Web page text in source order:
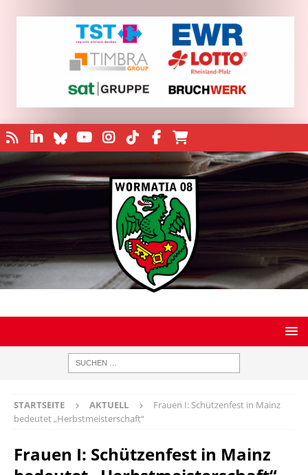
STARTSEITE AKTUELL
Frauen I: Schützenfest in Mainz
bedeutet „Herbstmeisterschaft“
Frauen I: Schützenfest in Mainz